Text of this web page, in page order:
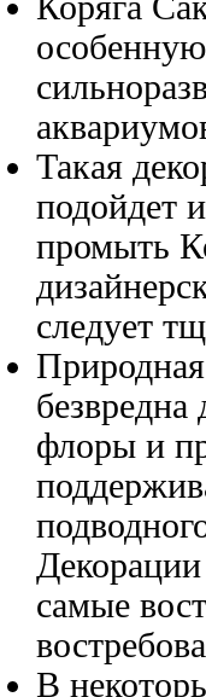
Такая
подойдет
промыть
следует
безвредна
флоры и
самые
В